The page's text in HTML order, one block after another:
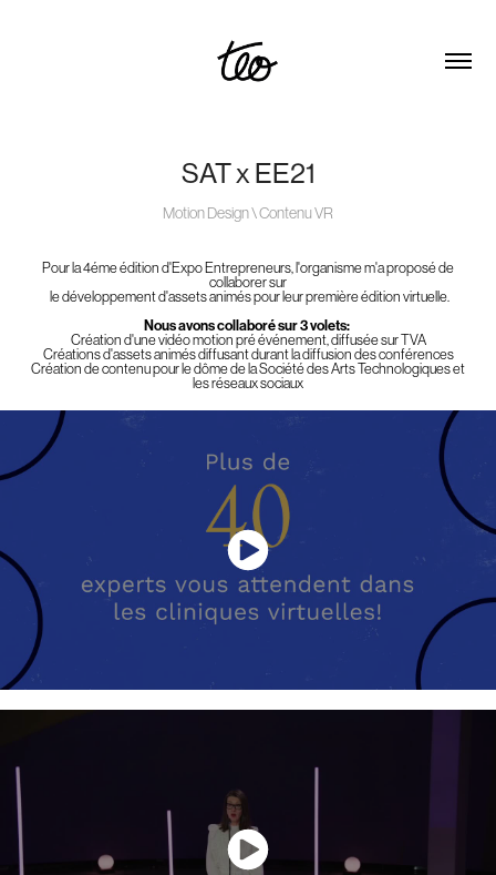
SAT x EE21
Motion Design \ Contenu VR
Pour la 4éme édition d'Expo Entrepreneurs, l'organisme m'a proposé de
collaborer sur
le développementd'assets animés pour leur première édition virtuelle.
Nous avons collaboré sur 3 volets:
Création d'une vidéo motion pré événement, diffusée sur TVA
Créations d'assets animés diffusant durant la diffusion des conférences
Création de contenu pour le dôme de la Société des Arts Technologiques et
les réseaux sociaux